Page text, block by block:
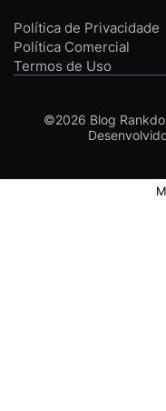
Política de Privacidade
Política Comercial
Termos de Uso
©2026 Blog